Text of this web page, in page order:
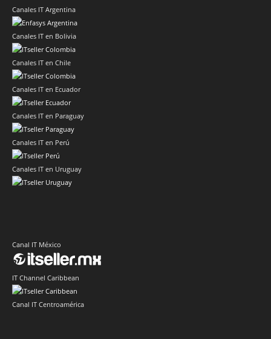
Canales IT Argentina
Canales IT en Bolivia
Canales IT en Chile
Canales IT en Ecuador
Canales IT en Paraguay
Canales IT en Perú
Canales IT en Uruguay
Canal IT México
IT Channel Caribbean
Canal IT Centroamérica